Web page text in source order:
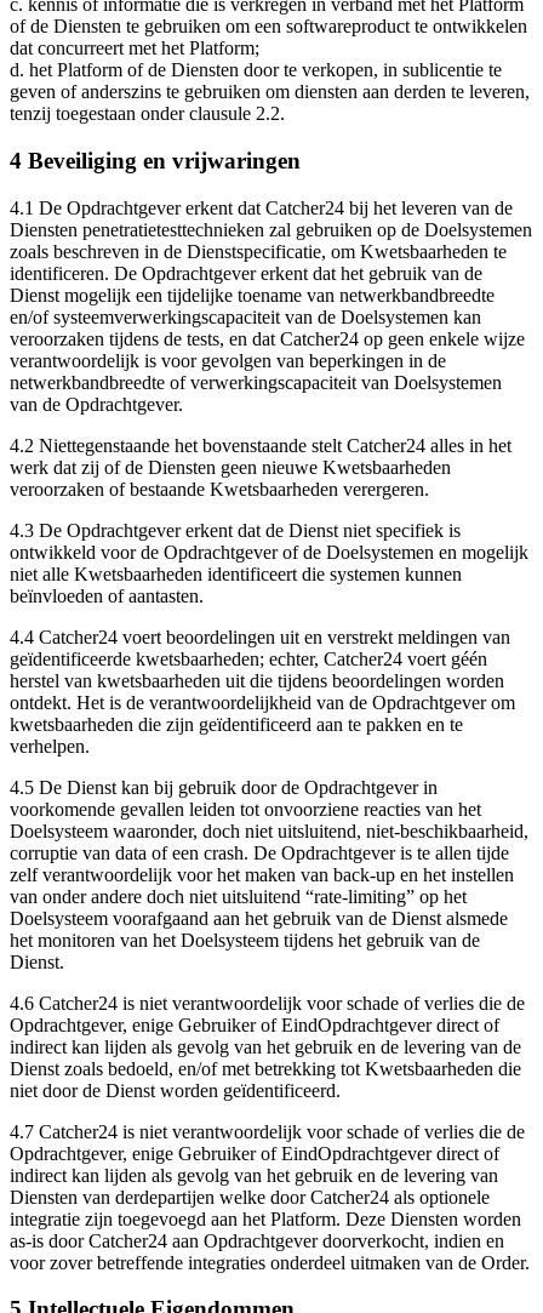
c. kennis of informatie die is verkregen in verband met het Platform
of de Diensten te gebruiken om een softwareproduct te ontwikkelen
dat concurreert met het Platform;
d. het Platform of de Diensten door te verkopen, in sublicentie te
geven of anderszins te gebruiken om diensten aan derden te leveren,
tenzij toegestaan onder clausule 2.2.
4 Beveiliging en vrijwaringen
4.1 De Opdrachtgever erkent dat Catcher24 bij het leveren van de
Diensten penetratietesttechnieken zal gebruiken op de Doelsystemen
zoals beschreven in de Dienstspecificatie, om Kwetsbaarheden te
identificeren. De Opdrachtgever erkent dat het gebruik van de
Dienst mogelijk een tijdelijke toename van netwerkbandbreedte
en/of systeemverwerkingscapaciteit van de Doelsystemen kan
veroorzaken tijdens de tests, en dat Catcher24 op geen enkele wijze
verantwoordelijk is voor gevolgen van beperkingen in de
netwerkbandbreedte of verwerkingscapaciteit van Doelsystemen
van de Opdrachtgever.
4.2 Niettegenstaande het bovenstaande stelt Catcher24 alles in het
werk dat zij of de Diensten geen nieuwe Kwetsbaarheden
veroorzaken of bestaande Kwetsbaarheden verergeren.
4.3 De Opdrachtgever erkent dat de Dienst niet specifiek is
ontwikkeld voor de Opdrachtgever of de Doelsystemen en mogelijk
niet alle Kwetsbaarheden identificeert die systemen kunnen
beïnvloeden of aantasten.
4.4 Catcher24 voert beoordelingen uit en verstrekt meldingen van
geïdentificeerde kwetsbaarheden; echter, Catcher24 voert géén
herstel van kwetsbaarheden uit die tijdens beoordelingen worden
ontdekt. Het is de verantwoordelijkheid van de Opdrachtgever om
kwetsbaarheden die zijn geïdentificeerd aan te pakken en te
verhelpen.
4.5 De Dienst kan bij gebruik door de Opdrachtgever in
voorkomende gevallen leiden tot onvoorziene reacties van het
Doelsysteem waaronder, doch niet uitsluitend, niet-beschikbaarheid,
corruptie van data of een crash. De Opdrachtgever is te allen tijde
zelf verantwoordelijk voor het maken van back-up en het instellen
van onder andere doch niet uitsluitend “rate-limiting” op het
Doelsysteem voorafgaand aan het gebruik van de Dienst alsmede
het monitoren van het Doelsysteem tijdens het gebruik van de
Dienst.
4.6 Catcher24 is niet verantwoordelijk voor schade of verlies die de
Opdrachtgever, enige Gebruiker of EindOpdrachtgever direct of
indirect kan lijden als gevolg van het gebruik en de levering van de
Dienst zoals bedoeld, en/of met betrekking tot Kwetsbaarheden die
niet door de Dienst worden geïdentificeerd.
4.7 Catcher24 is niet verantwoordelijk voor schade of verlies die de
Opdrachtgever, enige Gebruiker of EindOpdrachtgever direct of
indirect kan lijden als gevolg van het gebruik en de levering van
Diensten van derdepartijen welke door Catcher24 als optionele
integratie zijn toegevoegd aan het Platform. Deze Diensten worden
as-is door Catcher24 aan Opdrachtgever doorverkocht, indien en
voor zover betreffende integraties onderdeel uitmaken van de Order.